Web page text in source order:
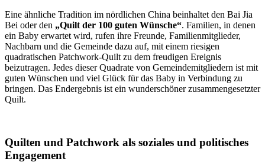
Eine ähnliche Tradition im nördlichen China beinhaltet den Bai Jia
Bei oder den „Quilt der 100 guten Wünsche“. Familien, in denen
ein Baby erwartet wird, rufen ihre Freunde, Familienmitglieder,
Nachbarn und die Gemeinde dazu auf, mit einem riesigen
quadratischen Patchwork-Quilt zu dem freudigen Ereignis
beizutragen. Jedes dieser Quadrate von Gemeindemitgliedern ist mit
guten Wünschen und viel Glück für das Baby in Verbindung zu
bringen. Das Endergebnis ist ein wunderschöner zusammengesetzter
Quilt.
Quilten und Patchwork als soziales und politisches
Engagement